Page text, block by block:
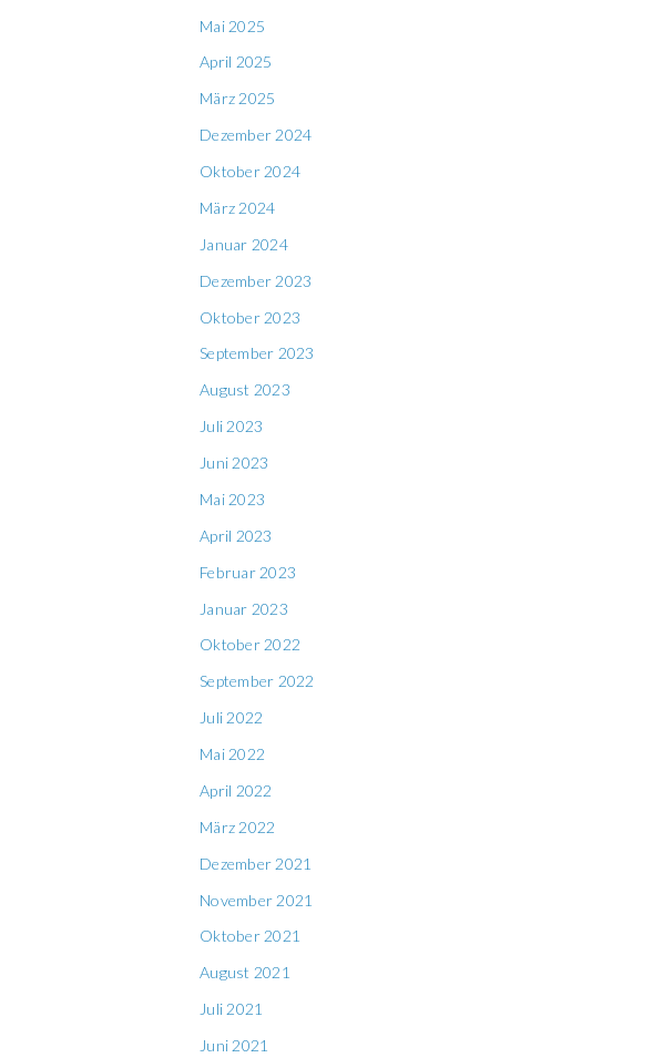
Mai 2025
April 2025
März 2025
Dezember 2024
Oktober 2024
März 2024
Januar 2024
Dezember 2023
Oktober 2023
September 2023
August 2023
Juli 2023
Juni 2023
Mai 2023
April 2023
Februar 2023
Januar 2023
Oktober 2022
September 2022
Juli 2022
Mai 2022
April 2022
März 2022
Dezember 2021
November 2021
Oktober 2021
August 2021
Juli 2021
Juni 2021